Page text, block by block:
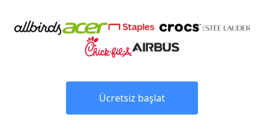
Ücretsiz başlat